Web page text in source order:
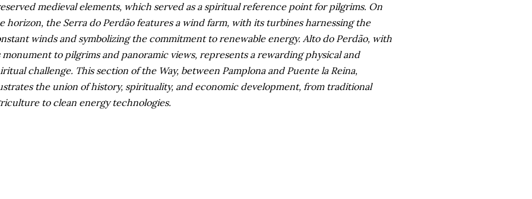
medieval elements, which served as a spiritual reference point for pilgrims. On
horizon, the Serra do Perdão features a wind farm, with its turbines harnessing the
winds and symbolizing the commitment to renewable energy. Alto do Perdão, with
monument to pilgrims and panoramic views, represents a rewarding physical and
challenge. This section of the Way, between Pamplona and Puente la Reina,
the union of history, spirituality, and economic development, from traditional
to clean energy technologies.